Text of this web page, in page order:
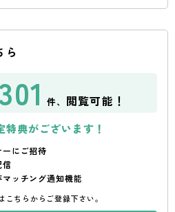
件、 閲覧可能！
典がございます！
にご招待
信
ッチング通知機能
ちらからご登録下さい。